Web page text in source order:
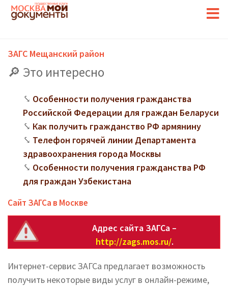
ЗАГС Мещанский район
Это интересно
Особенности получения гражданства
Российской Федерации для граждан Беларуси
Как получить гражданство РФ армянину
Телефон горячей линии Департамента
здравоохранения города Москвы
Особенности получения гражданства РФ
для граждан Узбекистана
Сайт ЗАГСа в Москве
Адрес сайта ЗАГСа –
http://zags.mos.ru/.
Интернет-сервис ЗАГСа предлагает возможность
получить некоторые виды услуг в онлайн-режиме,